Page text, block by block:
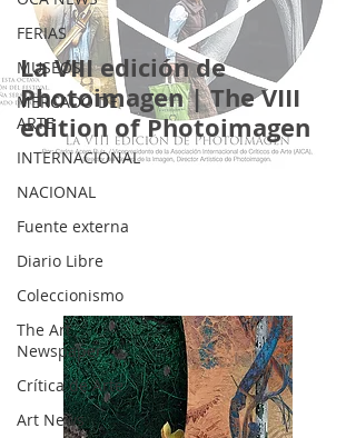
FERIAS
MUSEOS
MERCADO DE
ARTE
INTERNACIONAL
NACIONAL
Fuente externa
Diario Libre
Coleccionismo
The Art
Newspaper
Crítica de Arte
Art News
La VIII edición de
Photoimagen | The VIII
edition of Photoimagen